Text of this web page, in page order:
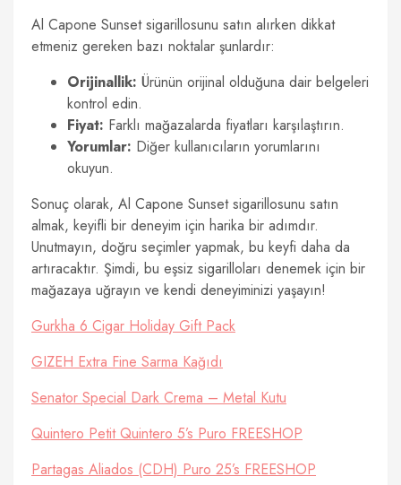
Al Capone Sunset sigarillosunu satın alırken dikkat
etmeniz gereken bazı noktalar şunlardır:
Orijinallik: Ürünün orijinal olduğuna dair belgeleri
kontrol edin.
Fiyat: Farklı mağazalarda fiyatları karşılaştırın.
Yorumlar: Diğer kullanıcıların yorumlarını
okuyun.
Sonuç olarak, Al Capone Sunset sigarillosunu satın
almak, keyifli bir deneyim için harika bir adımdır.
Unutmayın, doğru seçimler yapmak, bu keyfi daha da
artıracaktır. Şimdi, bu eşsiz sigarilloları denemek için bir
mağazaya uğrayın ve kendi deneyiminizi yaşayın!
Gurkha 6 Cigar Holiday Gift Pack
GIZEH Extra Fine Sarma Kağıdı
Senator Special Dark Crema – Metal Kutu
Quintero Petit Quintero 5’s Puro FREESHOP
Partagas Aliados (CDH) Puro 25’s FREESHOP